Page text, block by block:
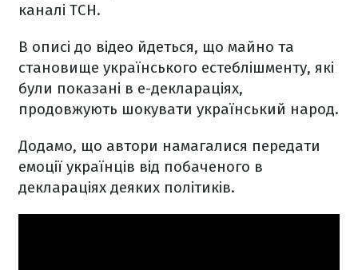
каналі ТСН.
В описі до відео йдеться, що майно та
становище українського естеблішменту, які
були показані в е-деклараціях,
продовжують шокувати український народ.
Додамо, що автори намагалися передати
емоції українців від побаченого в
деклараціях деяких політиків.